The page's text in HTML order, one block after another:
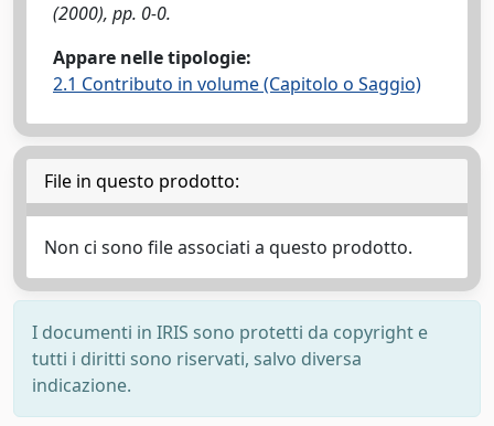
(2000), pp. 0-0.
Appare nelle tipologie:
2.1 Contributo in volume (Capitolo o Saggio)
File in questo prodotto:
Non ci sono file associati a questo prodotto.
I documenti in IRIS sono protetti da copyright e
tutti i diritti sono riservati, salvo diversa
indicazione.